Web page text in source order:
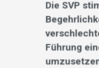
Die SVP
Führung